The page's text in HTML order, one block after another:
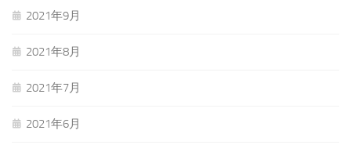
2021年9月
2021年8月
2021年7月
2021年6月